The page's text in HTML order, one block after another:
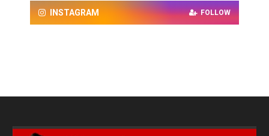
INSTAGRAM FOLLOW